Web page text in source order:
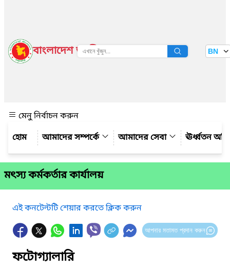
বাংলাদেশ জাতীয় তথ্য বাতায়ন BN
মেনু নির্বাচন করুন
আমাদের সম্পর্কে
আমাদের সেবা ঊর্ধ্বতন
মৎস্য কর্মকর্তার কার্যালয়
এই কনটেন্টটি শেয়ার করতে ক্লিক করুন
আপনার মতামত প্রদান করুন
ফটোগ্যালারি